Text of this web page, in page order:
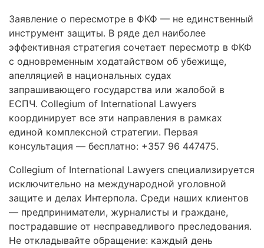
Заявление о пересмотре в ФКФ — не единственный
инструмент защиты. В ряде дел наиболее
эффективная стратегия сочетает пересмотр в ФКФ
с одновременным ходатайством об убежище,
апелляцией в национальных судах
запрашивающего государства или жалобой в
ЕСПЧ. Collegium of International Lawyers
координирует все эти направления в рамках
единой комплексной стратегии. Первая
консультация — бесплатно: +357 96 447475.
Collegium of International Lawyers специализируется
исключительно на международной уголовной
защите и делах Интерпола. Среди наших клиентов
— предприниматели, журналисты и граждане,
пострадавшие от несправедливого преследования.
Не откладывайте обращение: каждый день